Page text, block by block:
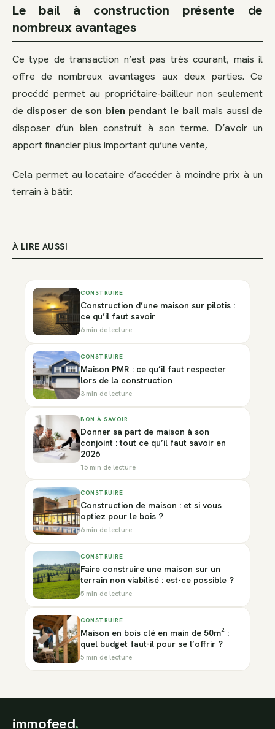
Le bail à construction présente de
nombreux avantages
Ce type de transaction n’est pas très courant, mais il
offre de nombreux avantages aux deux parties. Ce
procédé permet au propriétaire-bailleur non seulement
de disposer de son bien pendant le bailmais aussi de
disposer d’un bien construit à son terme. D’avoir un
apport financier plus important qu’une vente,
Cela permet au locataire d’accéder à moindre prix à un
terrain à bâtir.
À LIRE AUSSI
CONSTRUIRE
Construction d’une maison sur pilotis :
ce qu’il faut savoir
6 min de lecture
CONSTRUIRE
Maison PMR : ce qu’il faut respecter
lors de la construction
3 min de lecture
BON À SAVOIR
Donner sa part de maison à son
conjoint : tout ce qu’il faut savoir en
2026
15 min de lecture
CONSTRUIRE
Construction de maison : et si vous
optiez pour le bois ?
6 min de lecture
CONSTRUIRE
Faire construire une maison sur un
terrain non viabilisé : est-ce possible ?
5 min de lecture
CONSTRUIRE
Maison en bois clé en main de 50m² :
quel budget faut-il pour se l’offrir ?
5 min de lecture
immofeed.